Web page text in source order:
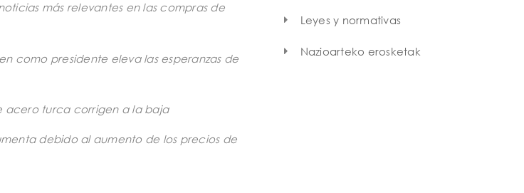
más relevantes en las compras de
como presidente eleva las esperanzas de
acero turca corrigen a la baja
debido al aumento de los precios de
Leyes y normativas
Nazioarteko erosketak